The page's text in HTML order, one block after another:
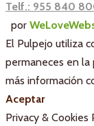
Telf.: 955 840
por
El Pulpejo utiliza
permaneces en la
más información
Aceptar
Privacy & Cookies